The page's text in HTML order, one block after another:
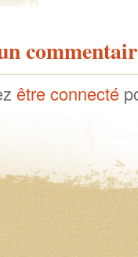
être connecté